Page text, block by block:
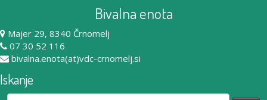
Bivalna enota
Majer 29, 8340 Črnomelj
07 30 52 116
bivalna.enota(at)vdc-crnomelj.si
Iskanje